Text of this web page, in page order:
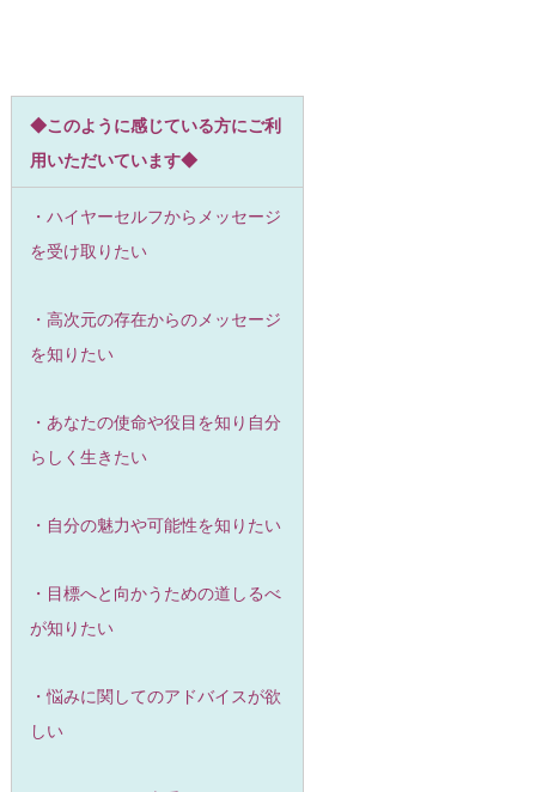
◆このように感じている方にご利
用いただいています◆
・ハイヤーセルフからメッセージ
を受け取りたい
・高次元の存在からのメッセージ
を知りたい
・あなたの使命や役目を知り自分
らしく生きたい
・自分の魅力や可能性を知りたい
・目標へと向かうための道しるべ
が知りたい
・悩みに関してのアドバイスが欲
しい